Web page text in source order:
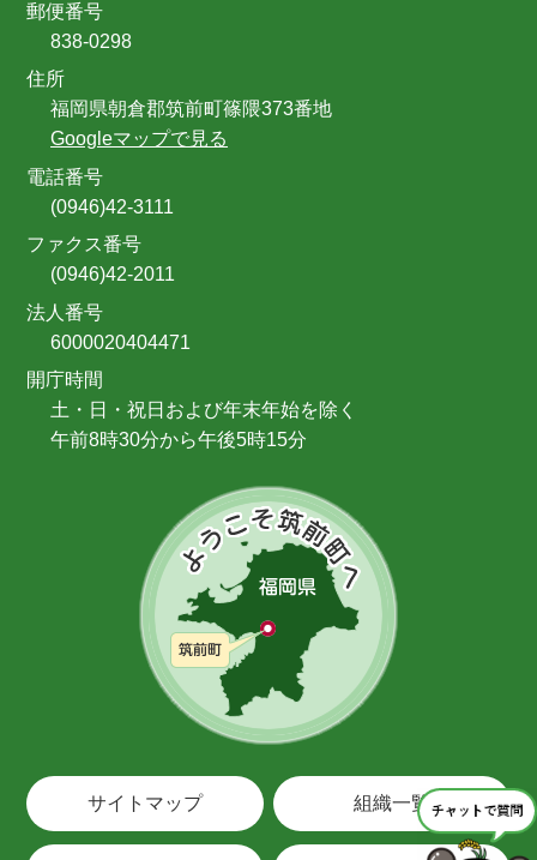
郵便番号
838-0298
住所
福岡県朝倉郡筑前町篠隈373番地
Googleマップで見る
電話番号
(0946)42-3111
ファクス番号
(0946)42-2011
法人番号
6000020404471
開庁時間
土・日・祝日および年末年始を除く
午前8時30分から午後5時15分
サイトマップ 組織一覧